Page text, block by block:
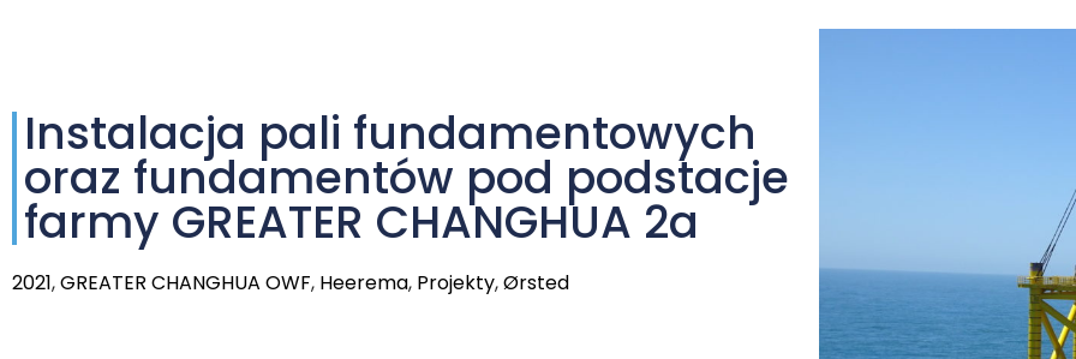
Instalacja pali fundamentowych
oraz fundamentów pod podstacje
farmy GREATER CHANGHUA 2a
2021,GREATER CHANGHUA OWF, Heerema, Projekty,Ørsted